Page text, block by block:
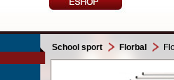
School sport Florbal